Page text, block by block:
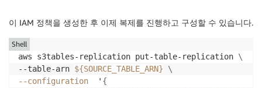
이 IAM 정책을 생성한 후 이제 복제를 진행하고 구성할 수 있습니다.
aws s3tables-replication put-table-replication \
--table-arn ${SOURCE_TABLE_ARN}
\
--configuration
  '
{
Shell